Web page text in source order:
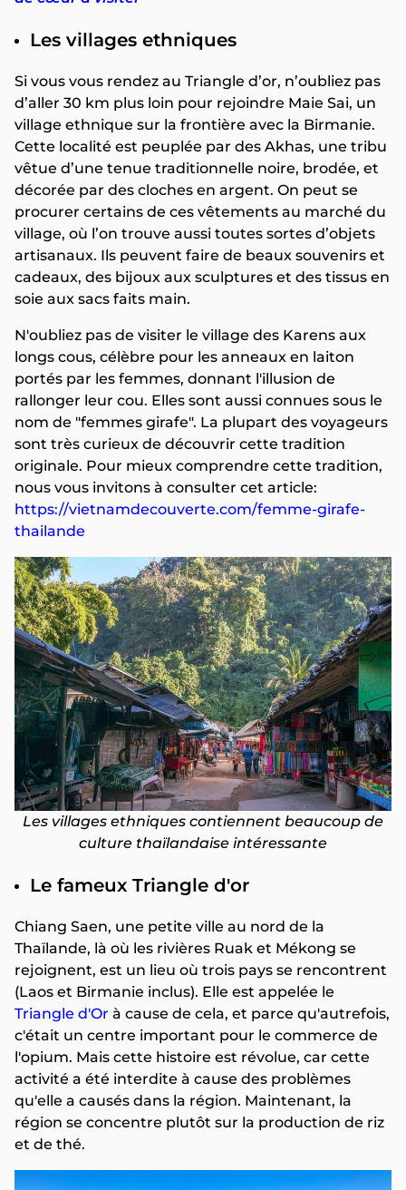
Les villages ethniques
Si vous vous rendez au Triangle d’or, n’oubliez pas
d’aller 30 km plus loin pour rejoindre Maie Sai, un
village ethnique sur la frontière avec la Birmanie.
Cette localité est peuplée par des Akhas, une tribu
vêtue d’une tenue traditionnelle noire, brodée, et
décorée par des cloches en argent. On peut se
procurer certains de ces vêtements au marché du
village, où l’on trouve aussi toutes sortes d’objets
artisanaux. Ils peuvent faire de beaux souvenirs et
cadeaux, des bijoux aux sculptures et des tissus en
soie aux sacs faits main.
N'oubliez pas de visiter le village des Karens aux
longs cous, célèbre pour les anneaux en laiton
portés par les femmes, donnant l'illusion de
rallonger leur cou. Elles sont aussi connues sous le
nom de "femmes girafe". La plupart des voyageurs
sont très curieux de découvrir cette tradition
originale. Pour mieux comprendre cette tradition,
nous vous invitons à consulter cet article:
https://vietnamdecouverte.com/femme-girafe-
thailande
Les villages ethniques contiennent beaucoup de
culture thaïlandaise intéressante
Le fameux Triangle d'or
Chiang Saen, une petite ville au nord de la
Thaïlande, là où les rivières Ruak et Mékong se
rejoignent, est un lieu où trois pays se rencontrent
(Laos et Birmanie inclus). Elle est appelée le
Triangle d'Or à cause de cela, et parce qu'autrefois,
c'était un centre important pour le commerce de
l'opium. Mais cette histoire est révolue, car cette
activité a été interdite à cause des problèmes
qu'elle a causés dans la région. Maintenant, la
région se concentre plutôt sur la production de riz
et de thé.